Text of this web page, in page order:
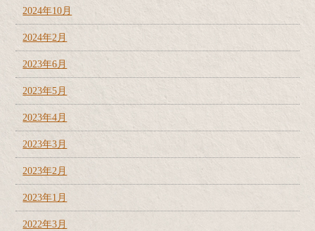
2024年10月
2024年2月
2023年6月
2023年5月
2023年4月
2023年3月
2023年2月
2023年1月
2022年3月